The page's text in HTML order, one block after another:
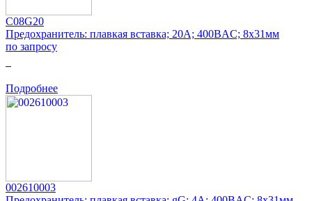
C08G20
Предохранитель: плавкая вставка; 20А; 400ВAC; 8x31мм
по запросу
Подробнее
002610003